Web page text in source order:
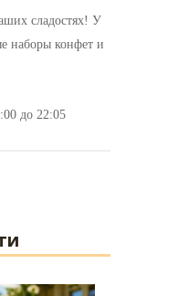
сладостях! У
наборы конфет и
до 22:05